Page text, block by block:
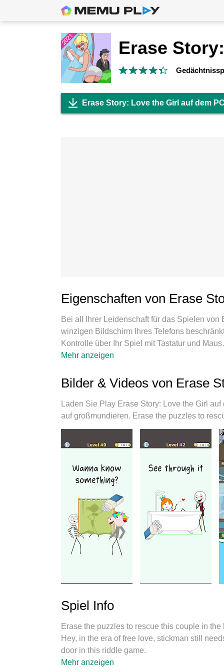
Erase Story: Love the Girl auf dem
Eigenschaften von Erase
Bei all Ihrer Leidenschaft für das Spielen
winzigen Bildschirm Ihres Telefons
Kontrolle über Ihr Spiel mit Tastatur und
Erase Story: Love the Girl herunter und
um Erase Story: Love the Girl auf dem PC
Tastaturbelegungssystem, das mit unserem
zu einem echten PC-Spiel. Der MEmu Multi-
Konten auf demselben Gerät. Und das
Potenzial Ihres PCs freisetzen und für
Mehr anzeigen
Bilder & Videos von Erase
Laden Sie Play Erase Story: Love the Girl
auf großmundieren. Erase the puzzles to
Spiel Info
Erase the puzzles to rescue this couple in
Hey, in the era of free love, stickman still
door in this riddle game.
Brainy and thinking games like the “Erase
Mehr anzeigen